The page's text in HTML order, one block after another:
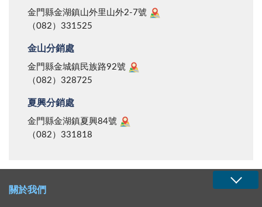
金門縣金湖鎮山外里山外2-7號
（082）331525
金山分銷處
金門縣金城鎮民族路92號
（082）328725
夏興分銷處
金門縣金湖鎮夏興84號
（082）331818
關於我們